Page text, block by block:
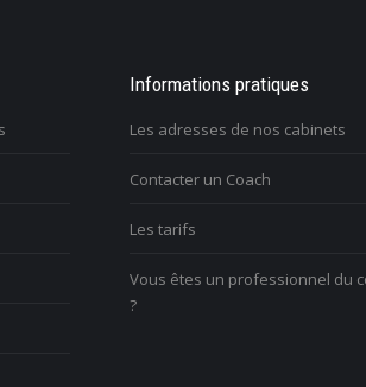
tuile m’est tombée dessus et j’ai
On m’impose
issue?
Informations pratiques
Les adresses de nos cabinets
Contacter un Coach
Les tarifs
Vous êtes un professionnel du
?